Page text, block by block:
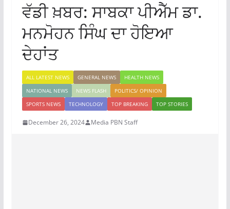
ਵੱਡੀ ਖ਼ਬਰ: ਸਾਬਕਾ ਪੀਐੱਮ ਡਾ.
ਮਨਮੋਹਨ ਸਿੰਘ ਦਾ ਹੋਇਆ
ਦੇਹਾਂਤ
ALL LATEST NEWS GENERAL NEWS
HEALTH NEWS
NATIONAL NEWS
NEWS FLASH
POLITICS/ OPINION
SPORTS NEWS
TECHNOLOGY TOP BREAKING TOP STORIES
December 26, 2024 Media PBN Staff